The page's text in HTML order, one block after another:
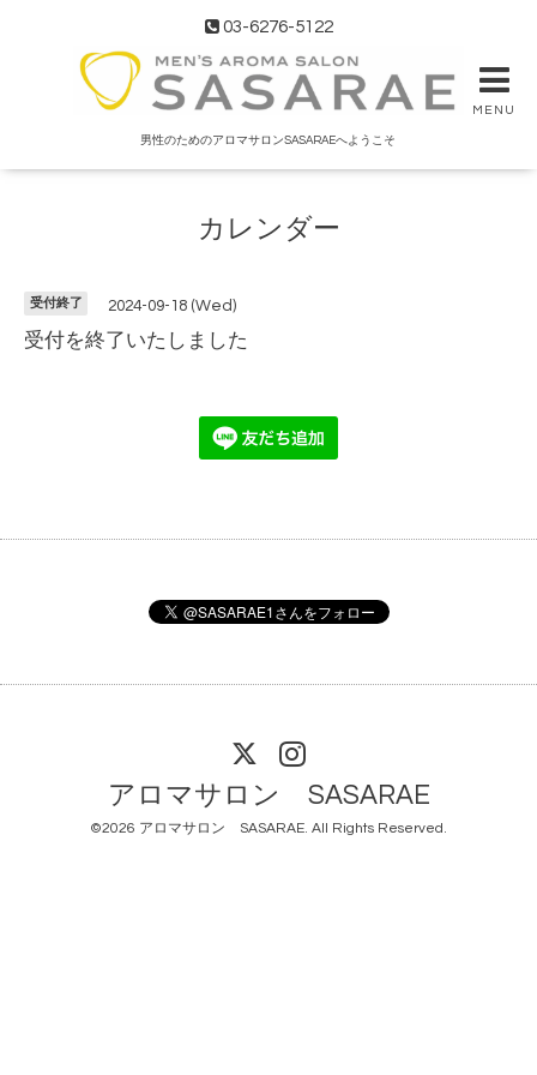
03-6276-5122
MENU
男性のためのアロマサロンSASARAEへようこそ
カレンダー
受付終了 2024-09-18 (Wed)
受付を終了いたしました
アロマサロン SASARAE
©2026 アロマサロン SASARAE. All Rights Reserved.